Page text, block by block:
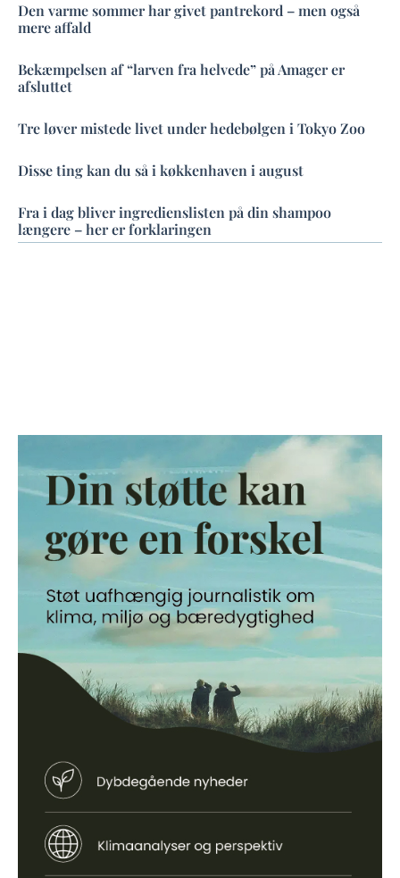
Den varme sommer har givet pantrekord – men også
mere affald
Bekæmpelsen af “larven fra helvede” på Amager er
afsluttet
Tre løver mistede livet under hedebølgen i Tokyo Zoo
Disse ting kan du så i køkkenhaven i august
Fra i dag bliver ingredienslisten på din shampoo
længere – her er forklaringen